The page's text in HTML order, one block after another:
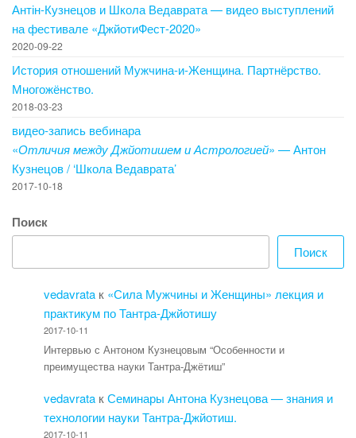
Антін-Кузнецов и Школа Ведаврата — видео выступлений
на фестивале «ДжйотиФест-2020»
2020-09-22
История отношений Мужчина-и-Женщина. Партнёрство.
Многожёнство.
2018-03-23
видео-запись вебинара
«Отличия между Джйотишем и Астрологией» — Антон
Кузнецов / ‘Школа Ведаврата’
2017-10-18
Поиск
Поиск
vedavrata к «Сила Мужчины и Женщины» лекция и
практикум по Тантра-Джйотишу
2017-10-11
Интервью с Антоном Кузнецовым “Особенности и
преимущества науки Тантра-Джётиш”
vedavrata кСеминары Антона Кузнецова — знания и
технологии науки Тантра-Джйотиш.
2017-10-11